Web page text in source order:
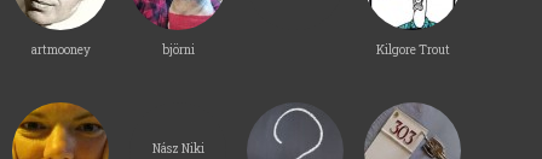
artmooney björni Kilgore Trout
Nász Niki